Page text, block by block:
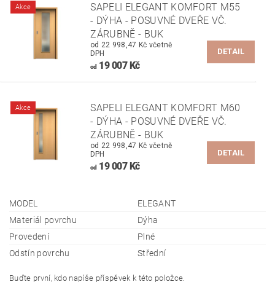
Akce
SAPELI ELEGANT KOMFORT M55
- DÝHA - POSUVNÉ DVEŘE VČ.
ZÁRUBNĚ - BUK
od 22 998,47 Kč včetně
DPH
od19 007 Kč
DETAIL
Akce
SAPELI ELEGANT KOMFORT M60
- DÝHA - POSUVNÉ DVEŘE VČ.
ZÁRUBNĚ - BUK
od 22 998,47 Kč včetně
DPH
od19 007 Kč
DETAIL
MODEL
ELEGANT
Materiál povrchu
Dýha
Provedení
Plné
Odstín povrchu
Střední
Buďte první, kdo napíše příspěvek k této položce.